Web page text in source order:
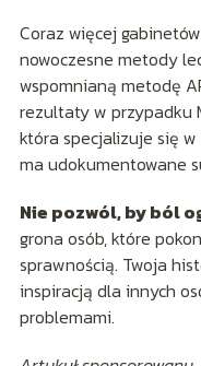
Coraz więcej
nowoczesne metody
wspomnianą metodę
rezultaty w przypadku
która specjalizuje się
ma udokumentowane
Nie pozwól, by ból
grona osób, które
sprawnością. Twoja
inspiracją dla innych
problemami.